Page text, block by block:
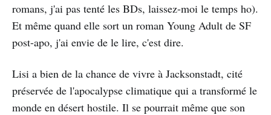
romans, j'ai pas tenté les BDs, laissez-moi le temps ho).
Et même quand elle sort un roman Young Adult de SF
post-apo, j'ai envie de le lire, c'est dire.
Lisi a bien de la chance de vivre à Jacksonstadt, cité
préservée de l'apocalypse climatique qui a transformé le
monde en désert hostile. Il se pourrait même que son